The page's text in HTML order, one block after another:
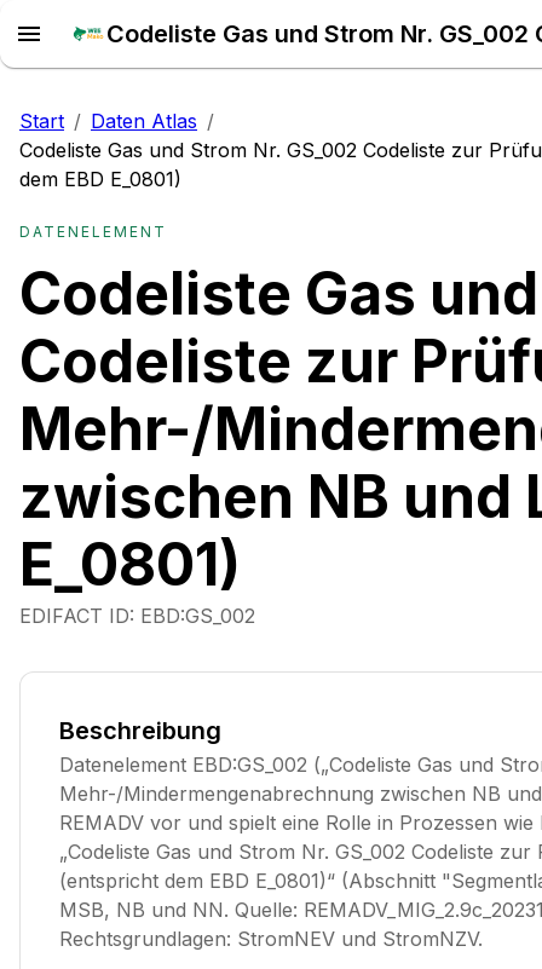
Start / Daten Atlas /
Codeliste Gas und Strom Nr. GS_002 Codeliste zur
dem EBD E_0801)
DATENELEMENT
Codeliste Gas
Codeliste zur
Mehr-/
zwischen NB und
E_0801)
EDIFACT ID: EBD:GS_002
Beschreibung
Datenelement EBD:GS_002 („Codeliste Gas und
Mehr-/Mindermengenabrechnung zwischen NB
REMADV vor und spielt eine Rolle in Prozessen
„Codeliste Gas und Strom Nr. GS_002 Codeliste
(entspricht dem EBD E_0801)“ (Abschnitt
MSB, NB und NN. Quelle:
Rechtsgrundlagen: StromNEV und StromNZV.